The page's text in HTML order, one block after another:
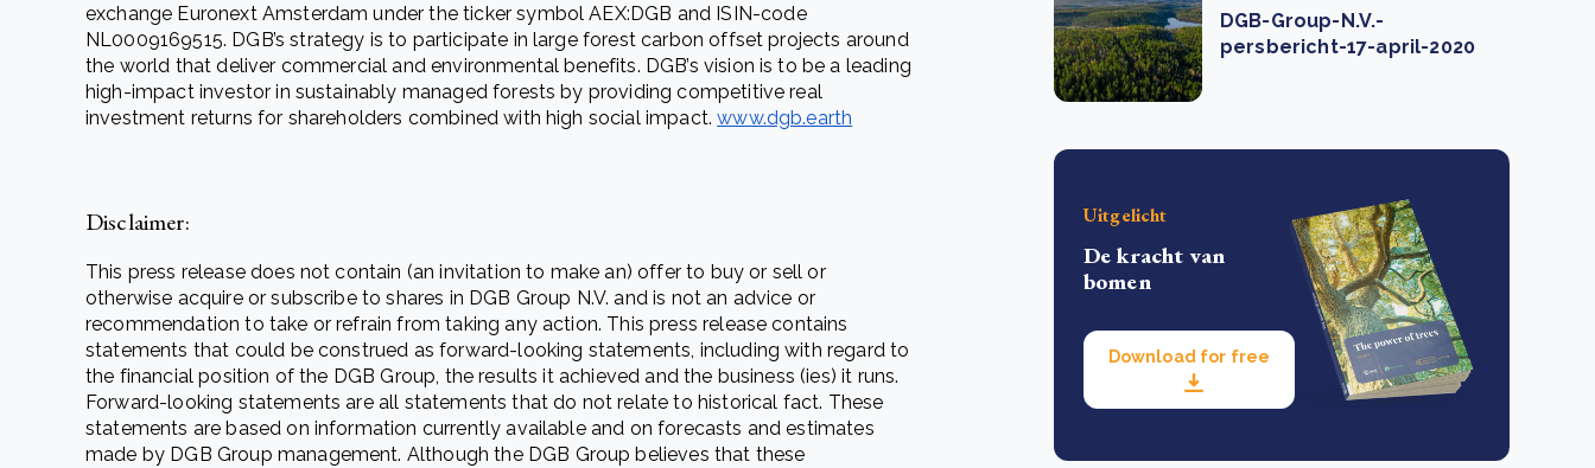
exchange Euronext Amsterdam under the ticker symbol AEX:DGB and ISIN-code
NL0009169515. DGB’s strategy is to participate in large forest carbon offset projects around
the world that deliver commercial and environmental benefits. DGB’s vision is to be a leading
high-impact investor in sustainably managed forests by providing competitive real
investment returns for shareholders combined with high social impact. www.dgb.earth
Disclaimer:
This press release does not contain (an invitation to make an) offer to buy or sell or
otherwise acquire or subscribe to shares in DGB Group N.V. and is not an advice or
recommendation to take or refrain from taking any action. This press release contains
statements that could be construed as forward-looking statements, including with regard to
the financial position of the DGB Group, the results it achieved and the business (ies) it runs.
Forward-looking statements are all statements that do not relate to historical fact. These
statements are based on information currently available and on forecasts and estimates
made by DGB Group management. Although the DGB Group believes that these
DGB-Group-N.V.-
persbericht-17-april-2020
Uitgelicht
De kracht van
bomen
Download for free